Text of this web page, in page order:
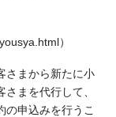
）
さまから新たに小
まを代行して、
の申込みを行うこ